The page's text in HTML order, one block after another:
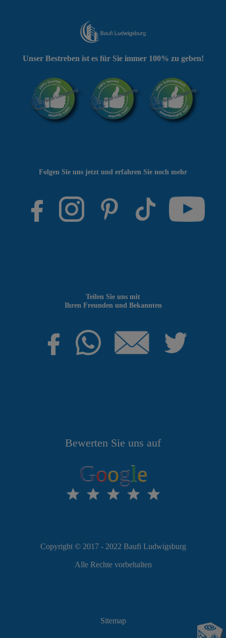
Bewerten Sie uns auf
Google
Teilen Sie uns mit
Ihren Freunden und Bekannten
Folgen Sie uns jetzt und erfahren Sie noch mehr
Unser Bestreben ist es für Sie immer 100% zu geben!
Copyright © 2017 - 2022 Baufi Ludwigsburg
Alle Rechte vorbehalten
Sitemap